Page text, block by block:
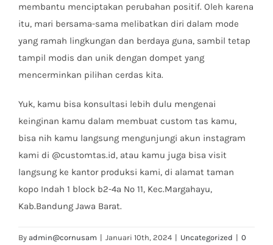
membantu menciptakan perubahan positif. Oleh karena
itu, mari bersama-sama melibatkan diri dalam mode
yang ramah lingkungan dan berdaya guna, sambil tetap
tampil modis dan unik dengan dompet yang
mencerminkan pilihan cerdas kita.
Yuk, kamu bisa konsultasi lebih dulu mengenai
keinginan kamu dalam membuat custom tas kamu,
bisa nih kamu langsung mengunjungi akun instagram
kami di @customtas.id, atau kamu juga bisa visit
langsung ke kantor produksi kami, di alamat taman
kopo Indah 1 block b2-4a No 11, Kec.Margahayu,
Kab.Bandung Jawa Barat.
By admin@cornusam | Januari 10th, 2024 | Uncategorized | 0